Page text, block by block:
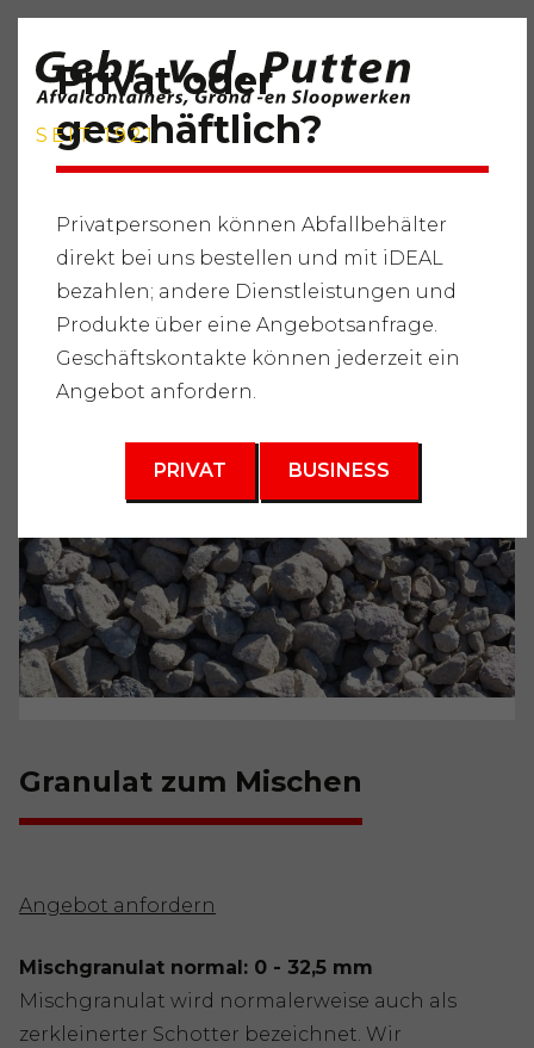
SEIT 1921
Startseite " Dienstleistungen " Lieferung von Rohstoffen
Lieferung von Mischgranulat "
Mischgranulat 0 - 32,5
mm (normal)
Granulat zum Mischen
Angebot anfordern
Mischgranulat normal: 0 - 32,5 mm
Mischgranulat wird normalerweise auch als
zerkleinerter Schotter bezeichnet. Wir
Privat oder
geschäftlich?
Privatpersonen können Abfallbehälter
direkt bei uns bestellen und mit iDEAL
bezahlen; andere Dienstleistungen und
Produkte über eine Angebotsanfrage.
Geschäftskontakte können jederzeit ein
Angebot anfordern.
PRIVAT BUSINESS